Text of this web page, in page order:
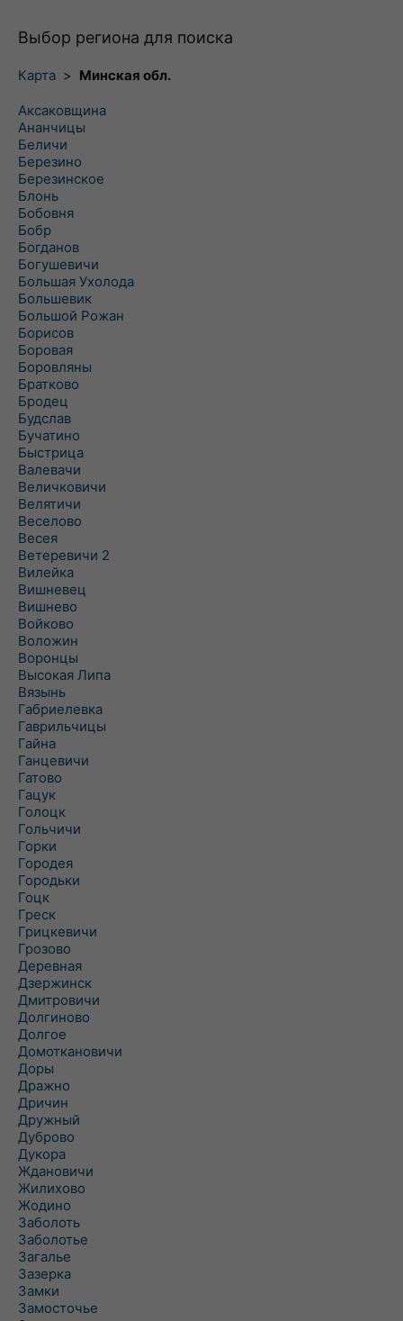
Выбор региона для поиска
Карта > Минская обл.
Аксаковщина
Ананчицы
Беличи
Березино
Березинское
Блонь
Бобовня
Бобр
Богданов
Богушевичи
Большая Ухолода
Большевик
Большой Рожан
Борисов
Боровая
Боровляны
Братково
Бродец
Будслав
Бучатино
Быстрица
Валевачи
Величковичи
Велятичи
Веселово
Весея
Ветеревичи 2
Вилейка
Вишневец
Вишнево
Войково
Воложин
Воронцы
Высокая Липа
Вязынь
Габриелевка
Гаврильчицы
Гайна
Ганцевичи
Гатово
Гацук
Голоцк
Гольчичи
Горки
Городея
Городьки
Гоцк
Греск
Грицкевичи
Грозово
Деревная
Дзержинск
Дмитровичи
Долгиново
Долгое
Домоткановичи
Доры
Дражно
Дричин
Дружный
Дуброво
Дукора
Ждановичи
Жилихово
Жодино
Заболоть
Заболотье
Загалье
Зазерка
Замки
Замосточье